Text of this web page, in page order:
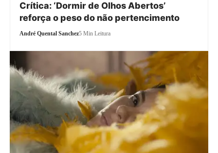
Crítica: ‘Dormir de Olhos Abertos’
reforça o peso do não pertencimento
André Quental Sanchez5 Min Leitura